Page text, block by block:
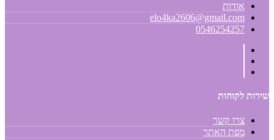
אודות
elo4ka2606@gmail.com
0546254257
שירות לקוחות
צרו קשר
מפת האתר